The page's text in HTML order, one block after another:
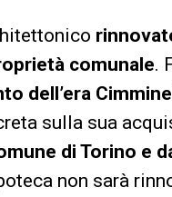
comunale.
dell’era
sulla sua
di Torino e
non sarà